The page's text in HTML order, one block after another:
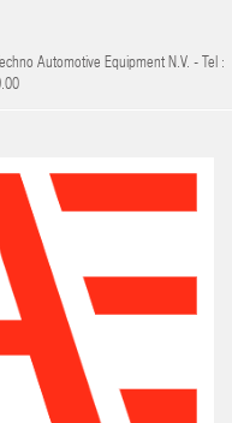
Automotive Equipment N.V. - Tel :